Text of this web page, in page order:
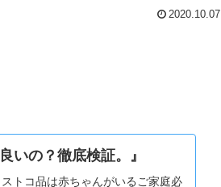
2020.10.07
いの？徹底検証。』
トコ品は赤ちゃんがいるご家庭必